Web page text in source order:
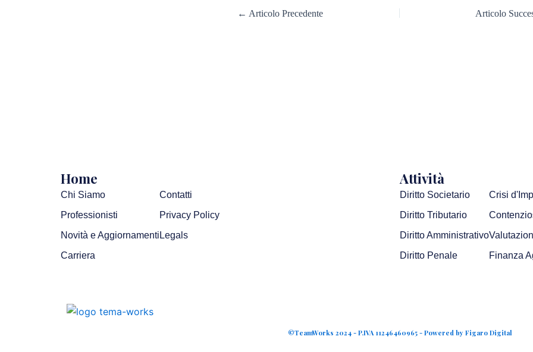
← Articolo Precedente Articolo
Home
Chi Siamo
Professionisti
Novità e Aggiornamenti
Carriera
Contatti
Privacy Policy
Legals
Attività
Diritto Societario
Diritto Tributario
Diritto Amministrativo
Diritto Penale
Crisi
Finanza
©TeamWorks 2024 - P.IVA 11246460965 - Powered by Figaro Digital